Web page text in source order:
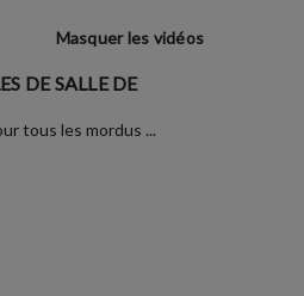
Masquer les vidéos
DE SALLE DE
tous les mordus ...